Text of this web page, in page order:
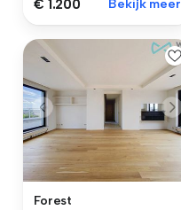
€ 1.200 Bekijk meer
Forest